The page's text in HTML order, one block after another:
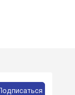
Подписаться